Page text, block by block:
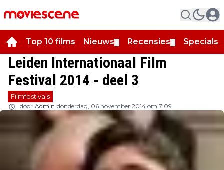
Top 10 films Nieuws Recensies Specials
Leiden Internationaal Film
Festival 2014 - deel 3
Filmfestivals
door Admin donderdag, 06 november 2014 om 7:09